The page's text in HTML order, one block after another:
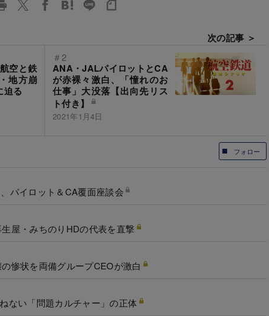
空と鉄
地方崩
迫る
次の記事 ＞
＃2
ANA・JALパイロットとCA
が赤裸々激白、「憧れのお
仕事」大没落【出向先リス
ト付き】
2021年1月4日
フォロー
パイロット＆CA覆面座談会
屋・みちのりHDの代表を直撃
惨状を両備グループCEOが激白
ない「問題カルチャー」の正体